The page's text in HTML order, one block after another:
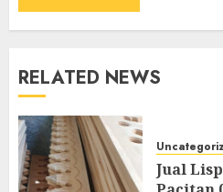
RELATED NEWS
Jual